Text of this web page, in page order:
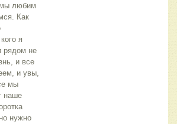
мы любим
Как
я
рядом не
и все
и увы,
мы
наше
нужно